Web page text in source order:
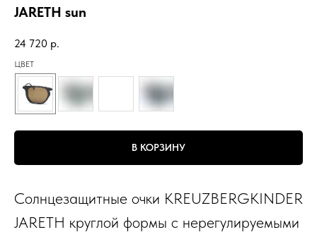
JARETH sun
24 720 р.
ЦВЕТ
В КОРЗИНУ
Солнцезащитные очки KREUZBERGKINDER
JARETH круглой формы с нерегулируемыми